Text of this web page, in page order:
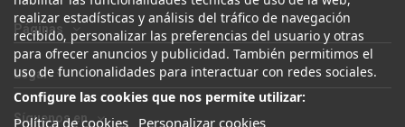
Páginas
Legal
realizar estadísticas y análisis del tráfico de navegación
recibido, personalizar las preferencias del usuario y otras
para ofrecer anuncios y publicidad. También permitimos el
uso de funcionalidades para interactuar con redes sociales.
Configure las cookies que nos permite utilizar:
Política de cookies Personalizar cookies
Síguenos en